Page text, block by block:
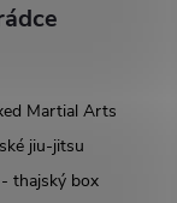
Martial Arts
jiu-jitsu
thajský box